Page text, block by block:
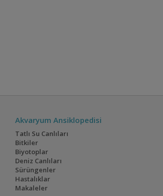
Akvaryum Ansiklopedisi
Tatlı Su Canlıları
Bitkiler
Biyotoplar
Deniz Canlıları
Sürüngenler
Hastalıklar
Makaleler